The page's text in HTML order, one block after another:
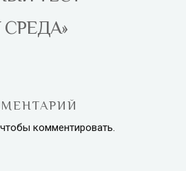
комментировать.